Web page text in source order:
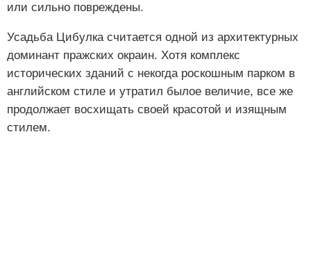
или сильно повреждены.
Усадьба Цибулка считается одной из архитектурных
доминант пражских окраин. Хотя комплекс
исторических зданий с некогда роскошным парком в
английском стиле и утратил былое величие, все же
продолжает восхищать своей красотой и изящным
стилем.